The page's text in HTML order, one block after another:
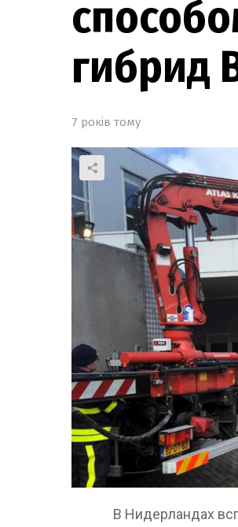
гибрид
7 років тому
В Нидерландах